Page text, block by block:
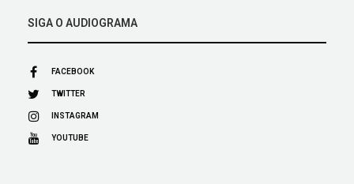
SIGA O AUDIOGRAMA
FACEBOOK
TWITTER
INSTAGRAM
YOUTUBE